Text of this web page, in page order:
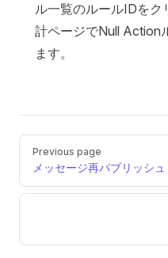
ル一覧のルールIDをク
計ページでNull Action
ます。
Pager
Previous page
メッセージ再パブリッシュ